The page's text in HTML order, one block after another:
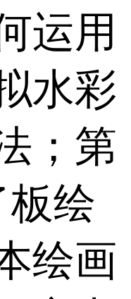
运用
水彩
；第
板绘
绘画